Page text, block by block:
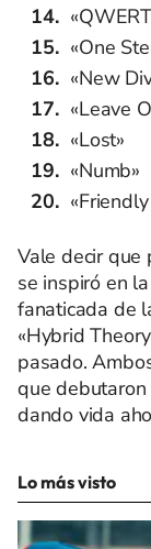
«One
«New
«Leave
«Lost»
«Numb»
Vale decir que
se inspiró en
fanaticada de
«Hybrid
pasado.
que
dando vida
Lo más visto